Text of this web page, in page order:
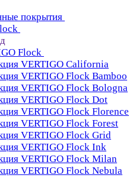
покрытия
Flock
VERTIGO California
VERTIGO Flock Bamboo
VERTIGO Flock Bologna
VERTIGO Flock Dot
VERTIGO Flock Florence
VERTIGO Flock Forest
VERTIGO Flock Grid
VERTIGO Flock Ink
VERTIGO Flock Milan
VERTIGO Flock Nebula